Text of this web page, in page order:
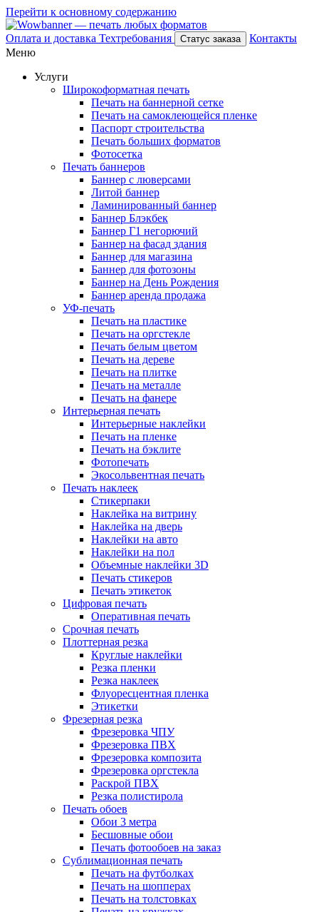
Перейти к основному содержанию
Оплата и доставка Техтребования Статус заказа
Контакты
Меню
Услуги
Широкоформатная печать
Печать на баннерной сетке
Печать на самоклеющейся пленке
Паспорт строительства
Печать больших форматов
Фотосетка
Печать баннеров
Баннер с люверсами
Литой баннер
Ламинированный баннер
Баннер Блэкбек
Баннер Г1 негорючий
Баннер на фасад здания
Баннер для магазина
Баннер для фотозоны
Баннер на День Рождения
Баннер аренда продажа
УФ-печать
Печать на пластике
Печать на оргстекле
Печать белым цветом
Печать на дереве
Печать на плитке
Печать на металле
Печать на фанере
Интерьерная печать
Интерьерные наклейки
Печать на пленке
Печать на бэклите
Фотопечать
Экосольвентная печать
Печать наклеек
Стикерпаки
Наклейка на витрину
Наклейка на дверь
Наклейки на авто
Наклейки на пол
Объемные наклейки 3D
Печать стикеров
Печать этикеток
Цифровая печать
Оперативная печать
Срочная печать
Плоттерная резка
Круглые наклейки
Резка пленки
Резка наклеек
Флуоресцентная пленка
Этикетки
Фрезерная резка
Фрезеровка ЧПУ
Фрезеровка ПВХ
Фрезеровка композита
Фрезеровка оргстекла
Раскрой ПВХ
Резка полистирола
Печать обоев
Обои 3 метра
Бесшовные обои
Печать фотообоев на заказ
Сублимационная печать
Печать на футболках
Печать на шопперах
Печать на толстовках